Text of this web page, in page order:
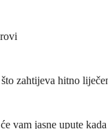
zahtijeva hitno
jasne upute